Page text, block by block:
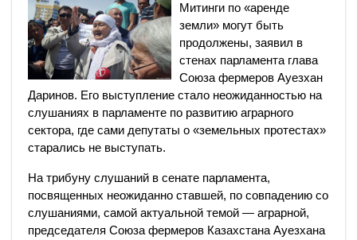
Митинги по «аренде
земли» могут быть
продолжены, заявил в
стенах парламента глава
Союза фермеров Ауезхан
Даринов. Его выступление стало неожиданностью на
слушаниях в парламенте по развитию аграрного
сектора, где сами депутаты о «земельных протестах»
старались не выступать.
На трибуну слушаний в сенате парламента,
посвященных неожиданно ставшей, по совпадению со
слушаниями, самой актуальной темой — аграрной,
председателя Союза фермеров Казахстана Ауезхана